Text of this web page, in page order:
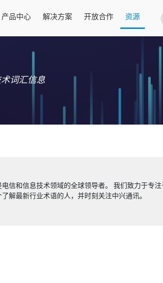
产品中心 解决方案 开放合作 资源
词汇信息
电信和信息技术领域的全球领导者。 我们致力于专注
解最新行业术语的人，并时刻关注中兴通讯。